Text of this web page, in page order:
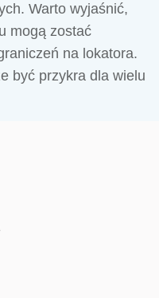
Warto wyjaśnić,
mogą zostać
na lokatora.
być przykra dla wielu